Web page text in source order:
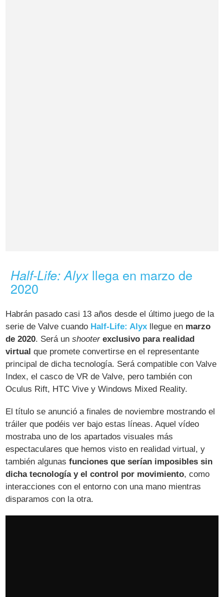
Half-Life: Alyx llega en marzo de
2020
Habrán pasado casi 13 años desde el último juego de la
serie de Valve cuando Half-Life: Alyx llegue en marzo
de 2020. Será unshooter exclusivo para realidad
virtual que promete convertirse en el representante
principal de dicha tecnología. Será compatible con Valve
Index, el casco de VR de Valve, pero también con
Oculus Rift, HTC Vive y Windows Mixed Reality.
El título se anunció a finales de noviembre mostrando el
tráiler que podéis ver bajo estas líneas. Aquel vídeo
mostraba uno de los apartados visuales más
espectaculares que hemos visto en realidad virtual, y
también algunasfunciones que serían imposibles sin
dicha tecnología y el control por movimiento, como
interacciones con el entorno con una mano mientras
disparamos con la otra.